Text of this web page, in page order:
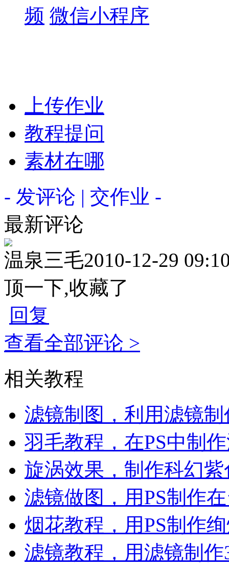
频 微信小程序
上传作业
教程提问
素材在哪
- 发评论 | 交作业 -
最新评论
温泉三毛2010-12-29
顶一下,收藏了
回复
查看全部评论 >
相关教程
滤镜制图，利用滤镜
羽毛教程，在PS中制
旋涡效果，制作科幻
滤镜做图，用PS制作
烟花教程，用PS制作
滤镜教程，用滤镜制